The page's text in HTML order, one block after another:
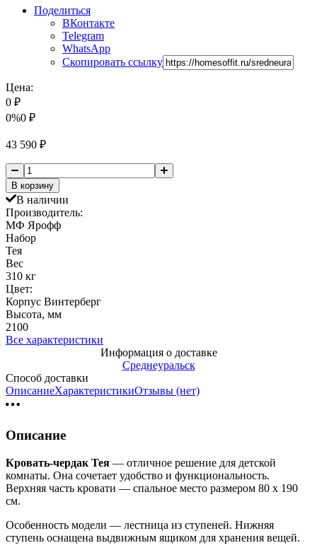
Поделиться
ВКонтакте
Telegram
WhatsApp
Скопировать ссылку
Цена:
0 ₽
0%0 ₽
43 590 ₽
В корзину
В наличии
Производитель:
МФ Ярофф
Набор
Тея
Вес
310 кг
Цвет:
Корпус Винтерберг
Высота, мм
2100
Все характеристики
Информация о доставке
Среднеуральск
Способ доставки
ОписаниеХарактеристикиОтзывы (нет)
Описание
Кровать-чердак Тея — отличное решение для детской
комнаты. Она сочетает удобство и функциональность.
Верхняя часть кровати — спальное место размером 80 х 190
см.
Особенность модели — лестница из ступеней. Нижняя
ступень оснащена выдвижным ящиком для хранения вещей.